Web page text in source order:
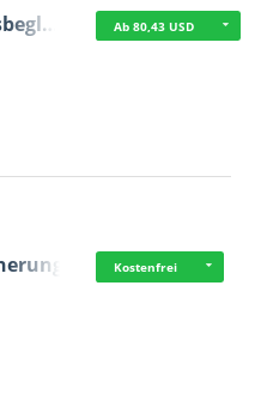
Ab 80,43 USD
Kostenfrei